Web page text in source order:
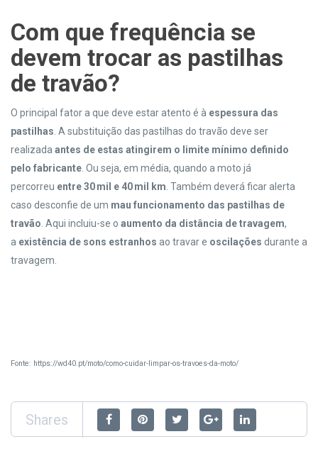
Com que frequência se
devem trocar as pastilhas
de travão?
O principal fator a que deve estar atento é à espessura das
pastilhas . A substituição das pastilhas do travão deve ser
realizada antes de estas atingirem o limite mínimo definido
pelo fabricante . Ou seja, em média, quando a moto já
percorreu entre 30mil e 40mil km . Também deverá ficar alerta
caso desconfie de um mau funcionamento das pastilhas de
travão . Aqui incluiu-se o aumento da distância de travagem,
a existência de sons estranhos ao travar e oscilações durante a
travagem.
Fonte: https://wd40.pt/moto/como-cuidar-limpar-os-travoes-da-moto/
Shares